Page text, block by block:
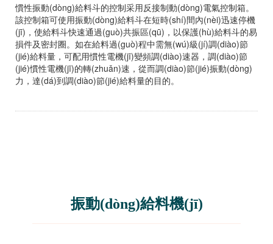
慣性振動(dòng)給料斗的控制采用反接制動(dòng)電氣控制箱。
該控制箱可使用振動(dòng)給料斗在短時(shí)間內(nèi)迅速停機
(jī)，使給料斗快速通過(guò)共振區(qū)，以保護(hù)給料斗的易
損件及密封圈。如在給料過(guò)程中需無(wú)級(jí)調(diào)節
(jié)給料量，可配用慣性電機(jī)變頻調(diào)速器，調(diào)節
(jié)慣性電機(jī)的轉(zhuǎn)速，從而調(diào)節(jié)振動(dòng)
力，達(dá)到調(diào)節(jié)給料量的目的。
振動(dòng)給料機(jī)